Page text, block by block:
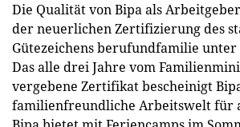
Die Qualität von Bipa als
der neuerlichen Zertifizierung des
Gütezeichens berufundfamilie unter
Das alle drei Jahre vom
vergebene Zertifikat bescheinigt
familienfreundliche Arbeitswelt für